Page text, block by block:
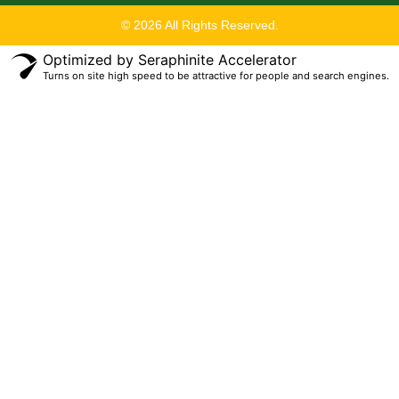
© 2026 All Rights Reserved.
Optimized by Seraphinite Accelerator
Turns on site high speed to be attractive for people and search engines.